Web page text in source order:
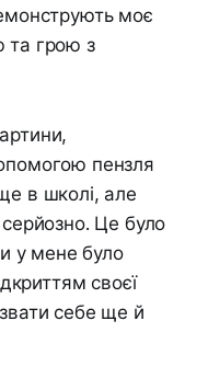
моє
та грою з
пензля
в школі, але
Це було
у мене було
своєї
себе ще й